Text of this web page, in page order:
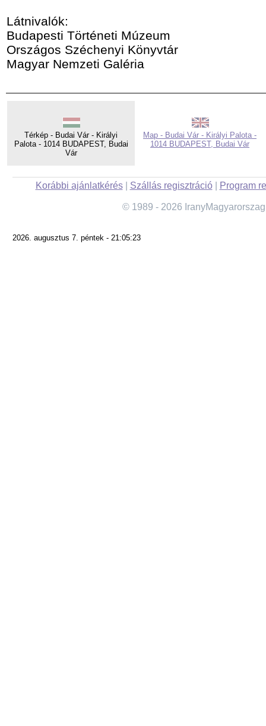
Látnivalók:
Budapesti Történeti Múzeum
Országos Széchenyi Könyvtár
Magyar Nemzeti Galéria
Térkép - Budai Vár - Királyi
Palota - 1014 BUDAPEST, Budai
Vár
Map - Budai Vár - Királyi Palota -
1014 BUDAPEST, Budai Vár
Korábbi ajánlatkérés| Szállás regisztráció| Program
© 1989 - 2026
2026. augusztus 7. péntek - 21:05:23